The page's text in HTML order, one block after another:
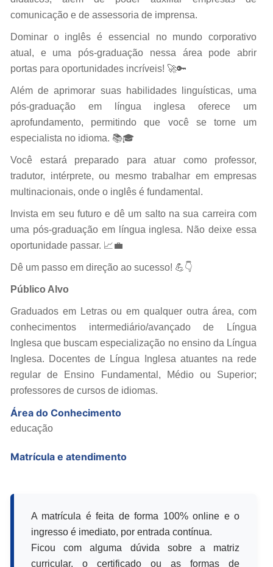
comunicação e de assessoria de imprensa.
Dominar o inglês é essencial no mundo corporativo
atual, e uma pós-graduação nessa área pode abrir
portas para oportunidades incríveis! 🚀🔑
Além de aprimorar suas habilidades linguísticas, uma
pós-graduação em língua inglesa oferece um
aprofundamento, permitindo que você se torne um
especialista no idioma. 📚🎓
Você estará preparado para atuar como professor,
tradutor, intérprete, ou mesmo trabalhar em empresas
multinacionais, onde o inglês é fundamental.
Invista em seu futuro e dê um salto na sua carreira com
uma pós-graduação em língua inglesa. Não deixe essa
oportunidade passar. 📈💼
Dê um passo em direção ao sucesso! 💪👇
Público Alvo
Graduados em Letras ou em qualquer outra área, com
conhecimentos intermediário/avançado de Língua
Inglesa que buscam especialização no ensino da Língua
Inglesa. Docentes de Língua Inglesa atuantes na rede
regular de Ensino Fundamental, Médio ou Superior;
professores de cursos de idiomas.
Área do Conhecimento
educação
Matrícula e atendimento
A matrícula é feita de forma 100% online e o
ingresso é imediato, por entrada contínua.
Ficou com alguma dúvida sobre a matriz
curricular, o certificado ou as formas de